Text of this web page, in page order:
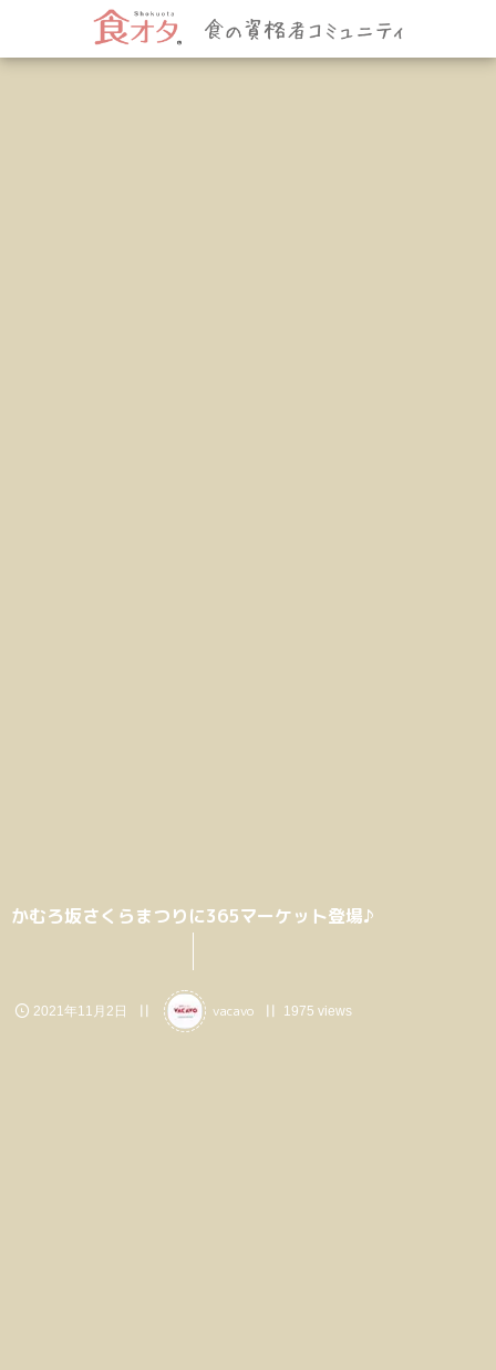
かむろ坂さくらまつりに365マーケット登場♪
2021年11月2日 vacavo 1975 views